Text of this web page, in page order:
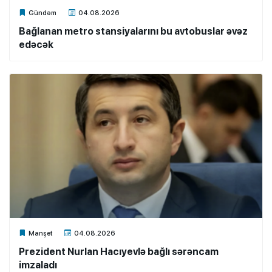
Gündəm 04.08.2026
Xalq.Online
Bağlanan metro stansiyalarını bu avtobuslar əvəz
edəcək
Manşet 04.08.2026
Xalq.Online
Prezident Nurlan Hacıyevlə bağlı sərəncam
imzaladı